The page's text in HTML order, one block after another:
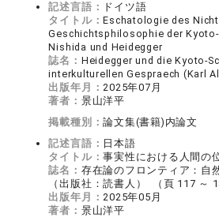
記述言語： ドイツ語
タイトル：Eschatologie des
Geschichtsphilosophie der
Nishida und Heidegger
誌名： Heidegger und die Kyoto-
interkulturellen Gespraech (Karl
出版年月：2025年07月
著者： 景山洋平
掲載種別：論文集(書籍)内論文
記述言語： 日本語
タイトル：事実性における人間の
誌名： 存在論のフロンティア：自
（出版社：読書人） （頁 117 ～
出版年月：2025年05月
著者： 景山洋平